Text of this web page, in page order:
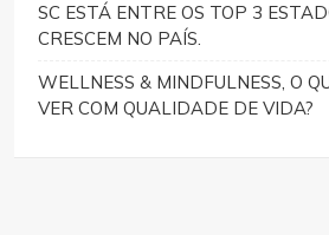
SC ESTÁ ENTRE OS TOP 3
CRESCEM NO PAÍS.
WELLNESS & MINDFULNESS, O
VER COM QUALIDADE DE VIDA?